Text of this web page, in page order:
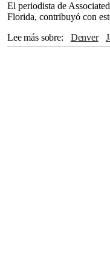
El periodista de
Florida, contribuyó con
Lee más sobre
Denver